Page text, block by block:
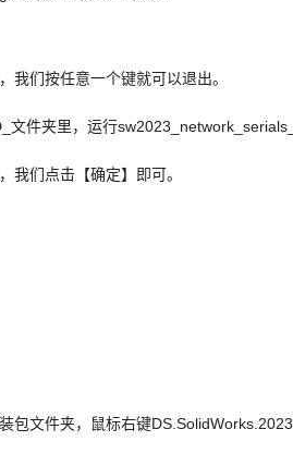
我们按任意一个键就可以退出。
文件夹里，运行
我们点击【确定】即可。
包文件夹，鼠标右键